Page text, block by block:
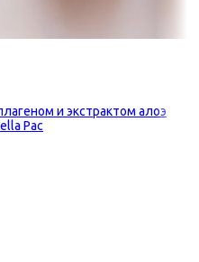
и экстрактом алоэ
Pac